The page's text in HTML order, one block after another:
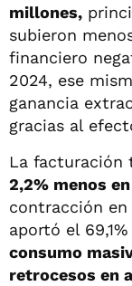
millones,
subieron
financiero
2024, ese
ganancia
gracias al
La facturación
2,2% menos
contracción en
aportó el
consumo
retrocesos en